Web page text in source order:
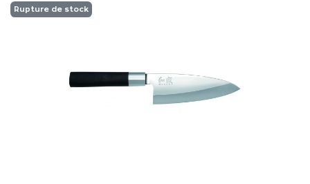
Rupture de stock